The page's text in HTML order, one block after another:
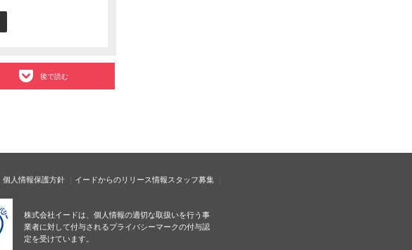
後で読む
個人情報保護方針 イードからのリリース情報スタッフ募集
株式会社イードは、個人情報の適切な取扱いを行う事
業者に対して付与されるプライバシーマークの付与認
定を受けています。